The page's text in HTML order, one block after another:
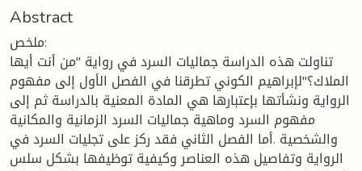
Abstract
ملخص:
تناولت هذه الدراسة جماليات السرد في رواية "من أنت أيها
الملاك؟"لإبراهيم الكوني تطرقنا في الفصل الأول إلى مفهوم
الرواية ونشأتها بإعتبارها هي المادة المعنية بالدراسة ثم إلى
مفهوم السرد وماهية جماليات السرد الزمانية والمكانية
والشخصية .أما الفصل الثاني فقد ركز على تجليات السرد في
الرواية وتفاصيل هذه العناصر وكيفية توظيفها بشكل سلس